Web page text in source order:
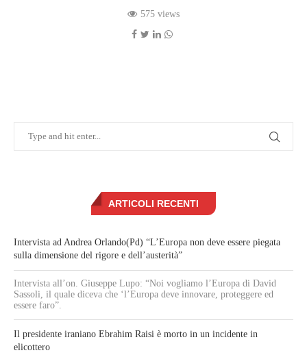
575 views
ARTICOLI RECENTI
Intervista ad Andrea Orlando(Pd) “L’Europa non deve essere piegata
sulla dimensione del rigore e dell’austerità”
Intervista all’on. Giuseppe Lupo: “Noi vogliamo l’Europa di David
Sassoli, il quale diceva che ‘l’Europa deve innovare, proteggere ed
essere faro”.
Il presidente iraniano Ebrahim Raisi è morto in un incidente in
elicottero